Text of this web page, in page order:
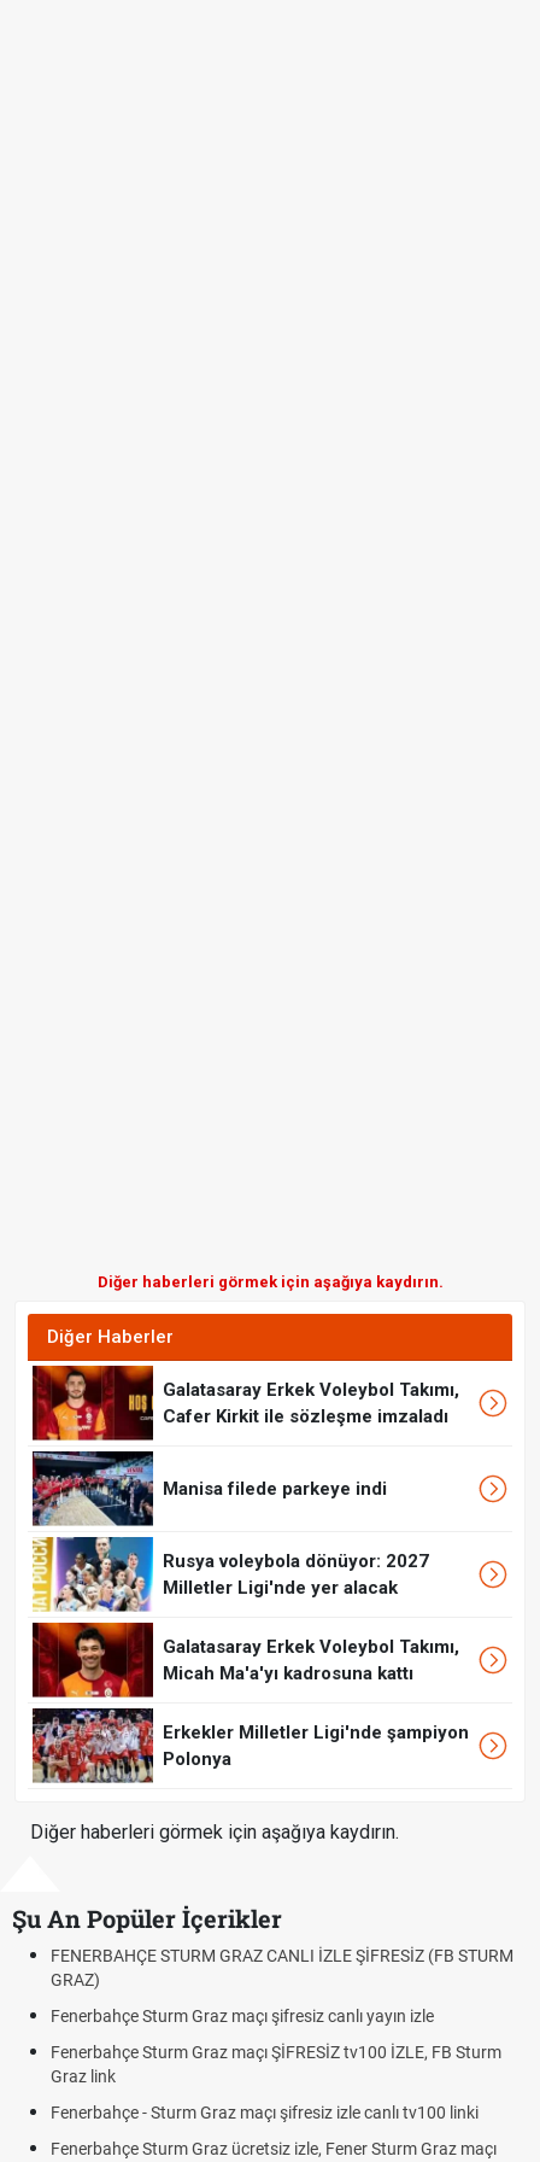
Diğer haberleri görmek için aşağıya kaydırın.
Diğer Haberler
Galatasaray Erkek Voleybol Takımı,
Cafer Kirkit ile sözleşme imzaladı
Manisa filede parkeye indi
Rusya voleybola dönüyor: 2027
Milletler Ligi'nde yer alacak
Galatasaray Erkek Voleybol Takımı,
Micah Ma'a'yı kadrosuna kattı
Erkekler Milletler Ligi'nde şampiyon
Polonya
Diğer haberleri görmek için aşağıya kaydırın.
Şu An Popüler İçerikler
STURM GRAZ CANLI İZLE ŞİFRESİZ (FB STURM
Sturm Graz maçı şifresiz canlı yayın izle
Sturm Graz maçı ŞİFRESİZ tv100 İZLE, FB Sturm
- Sturm Graz maçı şifresiz izle canlı tv100 linki
Sturm Graz ücretsiz izle, Fener Sturm Graz maçı
Fındık